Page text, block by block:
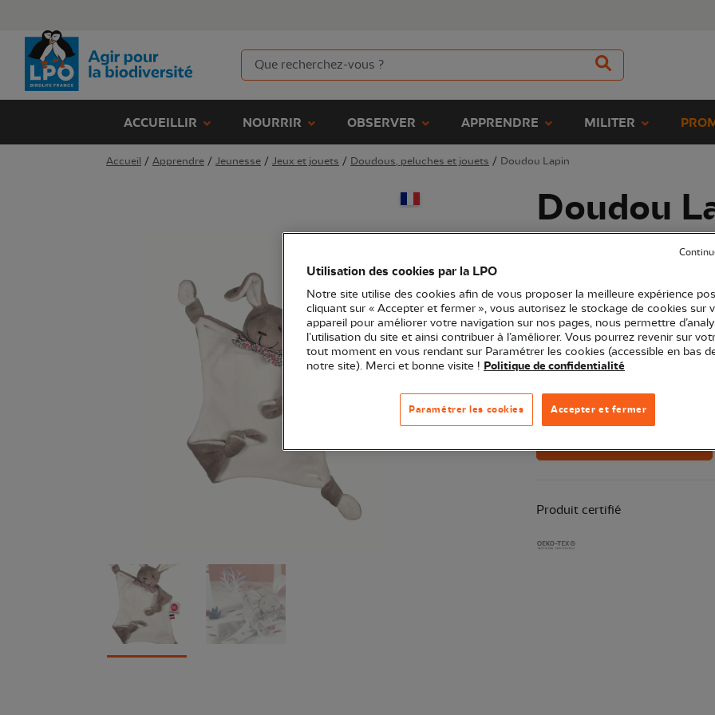
ACCUEILLIR NOURRIR OBSERVER APPRENDRE MILITER
Accueil / Apprendre / Jeunesse / Jeux et jouets / Doudous, peluches et jouets / Doudou Lapin
Doudou
Ce doudou lapin est le
Voir plus
Produit certifié
Utilisation des cookies par la LPO
Notre site utilise des cookies afin de vous proposer la meilleure expérience
cliquant sur « Accepter et fermer », vous autorisez le stockage de cookies sur
appareil pour améliorer votre navigation sur nos pages, nous permettre
l’utilisation du site et ainsi contribuer à l’améliorer. Vous pourrez revenir sur
tout moment en vous rendant sur Paramétrer les cookies (accessible en bas
notre site). Merci et bonne visite ! Politique de confidentialité
Accepter et fermer
Paramétrer les cookies